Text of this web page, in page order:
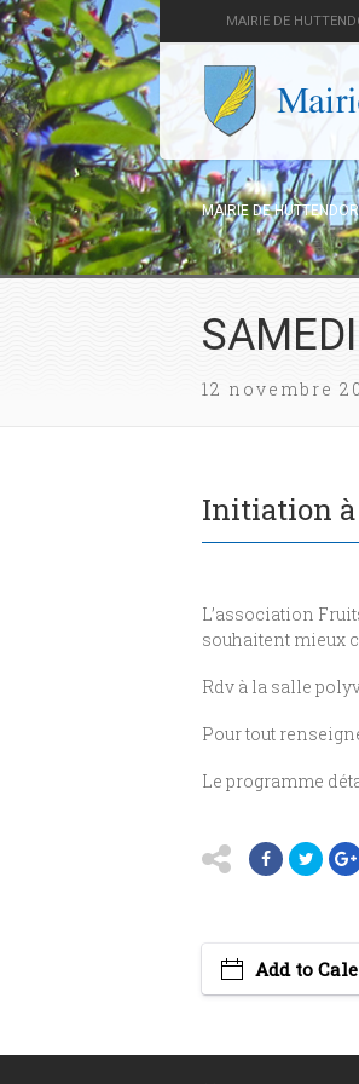
MAIRIE DE
MAIRIE DE
SAMEDI
12 novembre
Initiation à
L’association
souhaitent mieux
Rdv à la salle
Pour tout
Le programme
Add to